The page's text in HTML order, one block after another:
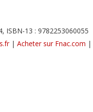
ISBN-13 : 9782253060055
| Acheter sur Fnac.com |